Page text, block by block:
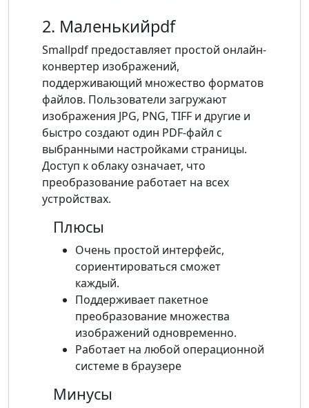
2. Маленькийpdf
Smallpdf предоставляет простой онлайн-
конвертер изображений,
поддерживающий множество форматов
файлов. Пользователи загружают
изображения JPG, PNG, TIFF и другие и
быстро создают один PDF-файл с
выбранными настройками страницы.
Доступ к облаку означает, что
преобразование работает на всех
устройствах.
Плюсы
Очень простой интерфейс,
сориентироваться сможет
каждый.
Поддерживает пакетное
преобразование множества
изображений одновременно.
Работает на любой операционной
системе в браузере
Минусы